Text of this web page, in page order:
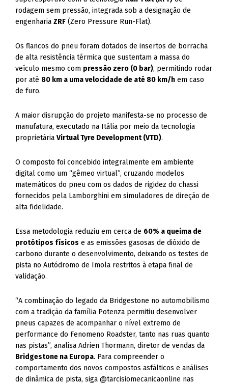
rodagem sem pressão, integrada sob a designação de
engenhariaZRF (Zero Pressure Run-Flat).
Os flancos do pneu foram dotados de insertos de borracha
de alta resistência térmica que sustentam a massa do
veículo mesmo com pressão zero (0 bar), permitindo rodar
por até 80 km a uma velocidade de até 80 km/h em caso
de furo.
A maior disrupção do projeto manifesta-se no processo de
manufatura, executado na Itália por meio da tecnologia
proprietáriaVirtual Tyre Development (VTD).
O composto foi concebido integralmente em ambiente
digital como um “gêmeo virtual”, cruzando modelos
matemáticos do pneu com os dados de rigidez do chassi
fornecidos pela Lamborghini em simuladores de direção de
alta fidelidade.
Essa metodologia reduziu em cerca de 60% a queima de
protótipos físicos e as emissões gasosas de dióxido de
carbono durante o desenvolvimento, deixando os testes de
pista no Autódromo de Imola restritos à etapa final de
validação.
“A combinação do legado da Bridgestone no automobilismo
com a tradição da família Potenza permitiu desenvolver
pneus capazes de acompanhar o nível extremo de
performance do Fenomeno Roadster, tanto nas ruas quanto
nas pistas”, analisa Adrien Thormann, diretor de vendas da
Bridgestone na Europa. Para compreender o
comportamento dos novos compostos asfálticos e análises
de dinâmica de pista, siga @tarcisiomecanicaonline nas